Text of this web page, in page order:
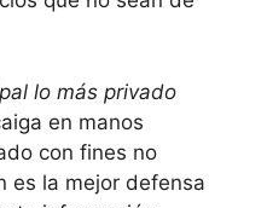
lo más privado
en manos
con fines no
es la mejor defensa